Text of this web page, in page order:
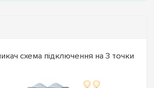
IP
ударостійкого ABS-пластику.
діелектричні властивості, зберігає
оскільки не підтримує горіння.
трирядних щитків ETI
схема підключення на 3 точки